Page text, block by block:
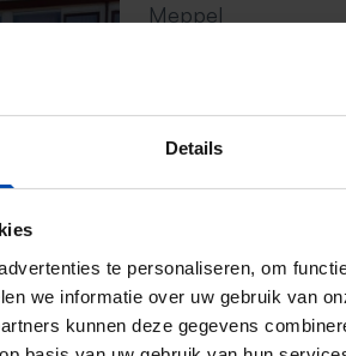
Details
te personaliseren, om
we informatie over uw gebruik van
kunnen deze gegevens
Meppel
53m²
4 kamers
⚡️ Deze woning
Reageer binnen 15
Appartement